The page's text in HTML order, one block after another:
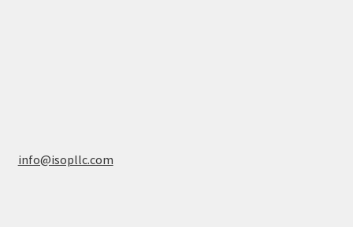
info@isopllc.com